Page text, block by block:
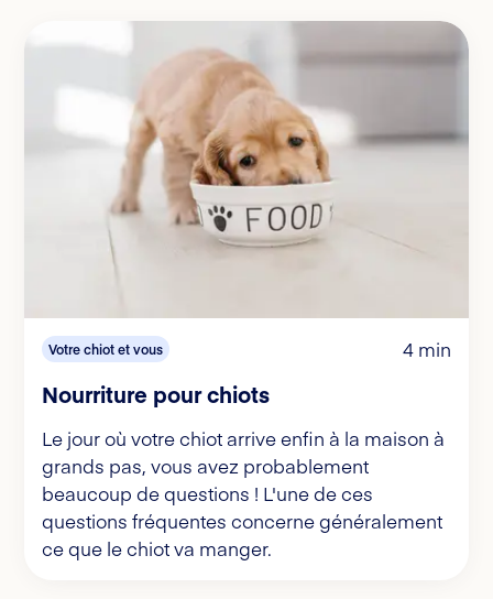
Votre chiot et vous 4 min
Nourriture pour chiots
Le jour où votre chiot arrive enfin à la maison à
grands pas, vous avez probablement
beaucoup de questions ! L'une de ces
questions fréquentes concerne généralement
ce que le chiot va manger.